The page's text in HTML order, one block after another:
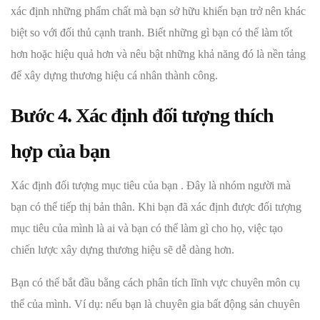
xác định những phẩm chất mà bạn sở hữu khiến bạn trở nên khác
biệt so với đối thủ cạnh tranh. Biết những gì bạn có thể làm tốt
hơn hoặc hiệu quả hơn và nêu bật những khả năng đó là nền tảng
để xây dựng thương hiệu cá nhân thành công.
Bước 4. Xác định đối tượng thích
hợp của bạn
Xác định đối tượng mục tiêu của bạn . Đây là nhóm người mà
bạn có thể tiếp thị bản thân. Khi bạn đã xác định được đối tượng
mục tiêu của mình là ai và bạn có thể làm gì cho họ, việc tạo
chiến lược xây dựng thương hiệu sẽ dễ dàng hơn.
Bạn có thể bắt đầu bằng cách phân tích lĩnh vực chuyên môn cụ
thể của mình. Ví dụ: nếu bạn là chuyên gia bất động sản chuyên